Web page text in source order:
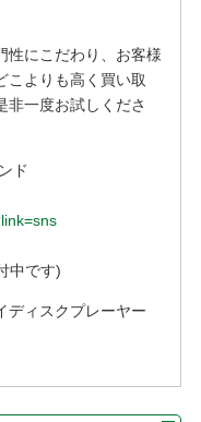
性にこだわり、お客様
こよりも高く買い取
非一度お試しくださ
ド
中です)
ディスクプレーヤー